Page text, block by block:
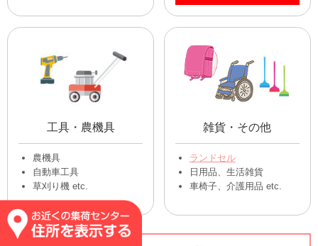
工具・農機具
農機具
自動車工具
草刈り機 etc.
雑貨・その他
ランドセル
日用品、生活雑貨
車椅子、介護用品 etc.